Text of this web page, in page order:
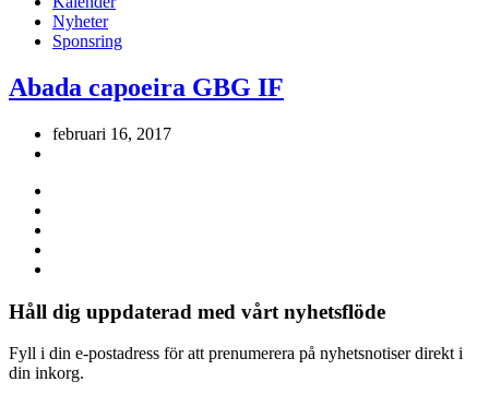
Nyheter
Sponsring
Abada capoeira GBG IF
februari 16, 2017
Håll dig uppdaterad med vårt nyhetsflöde
Fyll i din e-postadress för att prenumerera på nyhetsnotiser direkt i
din inkorg.